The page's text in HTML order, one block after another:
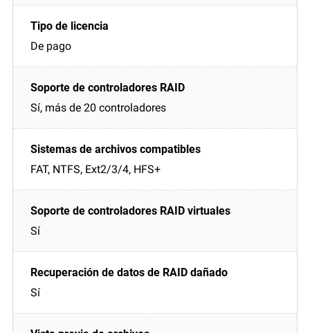
De pago
Sí, más de 20 controladores
FAT, NTFS, Ext2/3/4, HFS+
Sí
Sí